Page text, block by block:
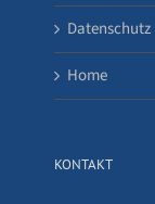
Datenschutz
Home
KONTAKT